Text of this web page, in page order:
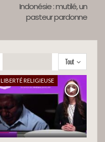
Indonésie : mutilé, un
pasteur pardonne
Tout
LIBERTÉ RELIGIEUSE